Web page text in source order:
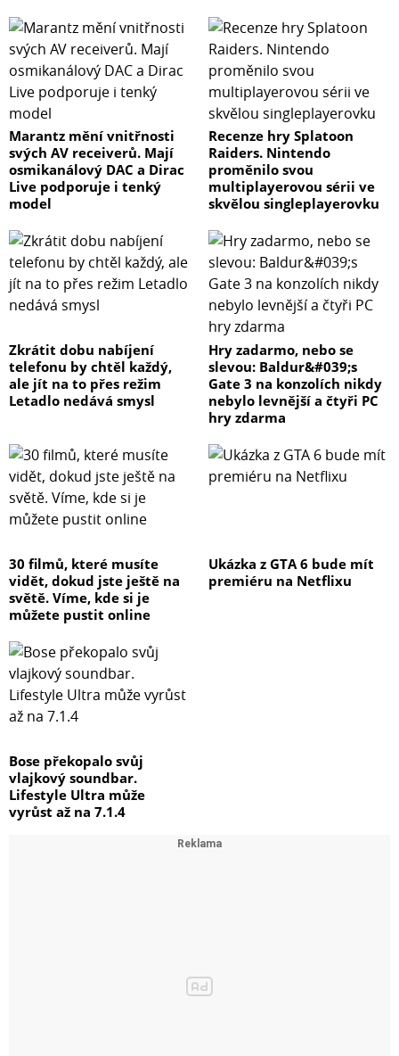
Marantz mění vnitřnosti
svých AV receiverů. Mají
osmikanálový DAC a Dirac
Live podporuje i tenký
model
Recenze hry Splatoon
Raiders. Nintendo
proměnilo svou
multiplayerovou sérii ve
skvělou singleplayerovku
Zkrátit dobu nabíjení
telefonu by chtěl každý,
ale jít na to přes režim
Letadlo nedává smysl
Hry zadarmo, nebo se
slevou: Baldur&#039;s
Gate 3 na konzolích nikdy
nebylo levnější a čtyři PC
hry zdarma
30 filmů, které musíte
vidět, dokud jste ještě na
světě. Víme, kde si je
můžete pustit online
Ukázka z GTA 6 bude mít
premiéru na Netflixu
Bose překopalo svůj
vlajkový soundbar.
Lifestyle Ultra může
vyrůst až na 7.1.4